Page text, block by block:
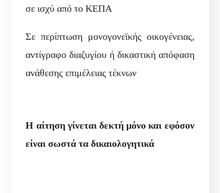
σε ισχύ από το ΚΕΠΑ
Σε περίπτωση μονογονεϊκής οικογένειας,
αντίγραφο διαζυγίου ή δικαστική απόφαση
ανάθεσης επιμέλειας τέκνων
Η αίτηση γίνεται δεκτή μόνο και εφόσον
είναι σωστά τα δικαιολογητικά